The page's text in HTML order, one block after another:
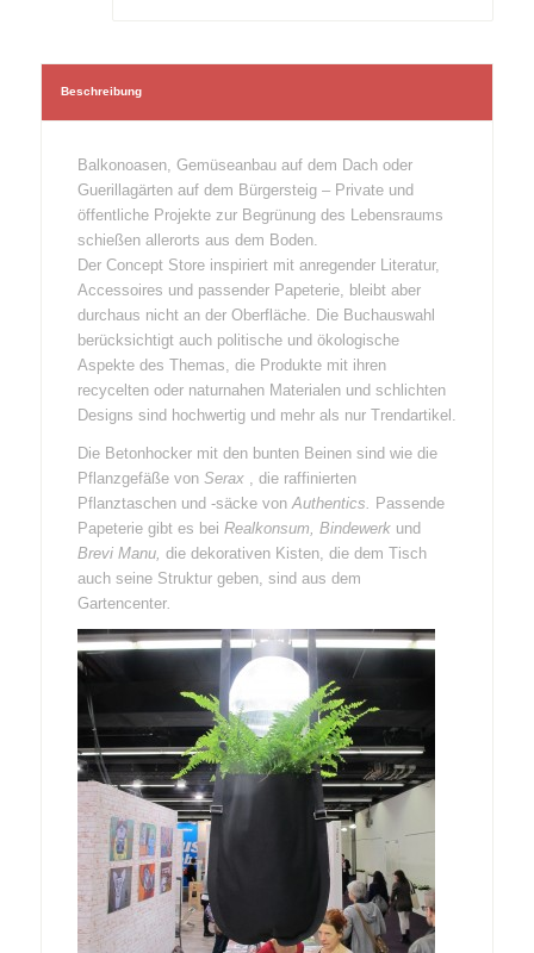
Beschreibung
Balkonoasen, Gemüseanbau auf dem Dach oder
Guerillagärten auf dem Bürgersteig – Private und
öffentliche Projekte zur Begrünung des Lebensraums
schießen allerorts aus dem Boden.
Der Concept Store inspiriert mit anregender Literatur,
Accessoires und passender Papeterie, bleibt aber
durchaus nicht an der Oberfläche. Die Buchauswahl
berücksichtigt auch politische und ökologische
Aspekte des Themas, die Produkte mit ihren
recycelten oder naturnahen Materialen und schlichten
Designs sind hochwertig und mehr als nur Trendartikel.
Die Betonhocker mit den bunten Beinen sind wie die
Pflanzgefäße vonSerax
, die raffinierten
Pflanztaschen und -säcke vonAuthentics.
Passende
Papeterie gibt es bei Realkonsum, Bindewerk und
Brevi Manu, die dekorativen Kisten, die dem Tisch
auch seine Struktur geben, sind aus dem
Gartencenter.